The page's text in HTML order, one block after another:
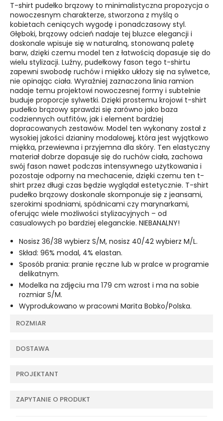
T-shirt pudełko brązowy to minimalistyczna propozycja o
nowoczesnym charakterze, stworzona z myślą o
kobietach ceniących wygodę i ponadczasowy styl.
Głęboki, brązowy odcień nadaje tej bluzce elegancji i
doskonale wpisuje się w naturalną, stonowaną paletę
barw, dzięki czemu model ten z łatwością dopasuje się do
wielu stylizacji. Luźny, pudełkowy fason tego t-shirtu
zapewni swobodę ruchów i miękko ukłoży się na sylwetce,
nie opinając ciała. Wyraźniej zaznaczona linia ramion
nadaje temu projektowi nowoczesnej formy i subtelnie
buduje proporcje sylwetki. Dzięki prostemu krojowi t-shirt
pudełko brązowy sprawdzi się zarówno jako baza
codziennych outfitów, jak i element bardziej
dopracowanych zestawów. Model ten wykonany został z
wysokiej jakości dzianiny modalowej, która jest wyjątkowo
miękka, przewiewna i przyjemna dla skóry. Ten elastyczny
materiał dobrze dopasuje się do ruchów ciała, zachowa
swój fason nawet podczas intensywnego użytkowania i
pozostaje odporny na mechacenie, dzięki czemu ten t-
shirt przez długi czas będzie wyglądał estetycznie. T-shirt
pudełko brązowy doskonale skomponuje się z jeansami,
szerokimi spodniami, spódnicami czy marynarkami,
oferując wiele możliwości stylizacyjnych – od
casualowych po bardziej eleganckie. NIEBANALNY!
Nosisz 36/38 wybierz S/M, nosisz 40/42 wybierz M/L.
Skład: 96% modal, 4% elastan.
Sposób prania: pranie ręczne lub w pralce w programie
delikatnym.
Modelka na zdjęciu ma 179 cm wzrost i ma na sobie
rozmiar S/M.
Wyprodukowano w pracowni Marita Bobko/Polska.
ROZMIAR
DOSTAWA
PROJEKTANT
ZAPYTANIE O PRODUKT